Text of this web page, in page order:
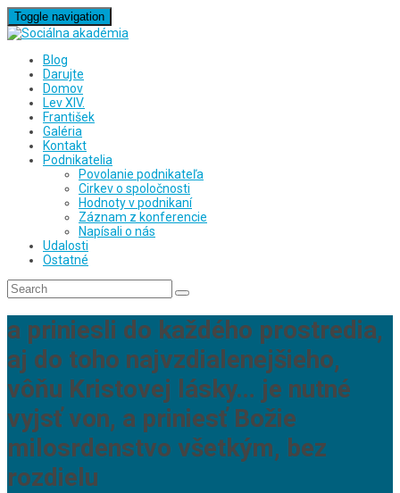
Toggle navigation
Blog
Darujte
Domov
Lev XIV.
František
Galéria
Kontakt
Podnikatelia
Povolanie podnikateľa
Cirkev o spoločnosti
Hodnoty v podnikaní
Záznam z konferencie
Napísali o nás
Udalosti
Ostatné
a priniesli do každého prostredia,
aj do toho najvzdialenejšieho,
vôňu Kristovej lásky… je nutné
vyjsť von, a priniesť Božie
milosrdenstvo všetkým, bez
rozdielu